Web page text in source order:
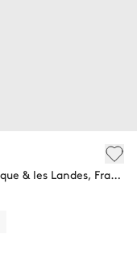
Saint-Jean-de-Luz et environs, Pays Basque & les Landes, France